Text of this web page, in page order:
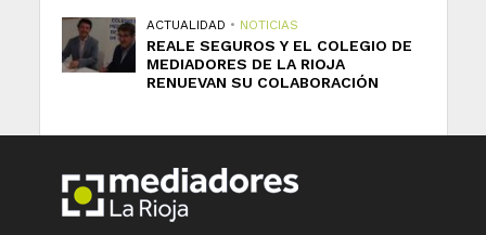
ACTUALIDAD • NOTICIAS
REALE SEGUROS Y EL COLEGIO DE
MEDIADORES DE LA RIOJA
RENUEVAN SU COLABORACIÓN